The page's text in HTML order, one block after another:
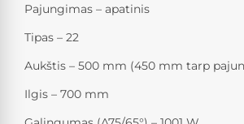
Pajungimas – apatinis
Tipas – 22
Aukštis – 500 mm (450 mm tarp
Ilgis – 700 mm